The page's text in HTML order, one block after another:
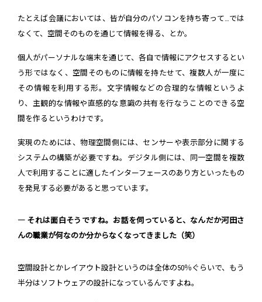
たとえば会議においては、皆が自分のパソコンを持ち寄って…では
なくて、空間そのものを通じて情報を得る、とか。
個人がパーソナルな端末を通じて、各自で情報にアクセスするとい
う形ではなく、空間そのものに情報を持たせて、複数人が一度に
その情報を利用する形。文字情報などの合理的な情報というよ
り、主観的な情報や直感的な意識の共有を行なうことのできる空
間を作るというわけです。
実現のためには、物理空間側には、センサーや表示部分に関する
システムの構築が必要ですね。デジタル側には、同一空間を複数
人で利用することに適したインターフェースのあり方といったもの
を発見する必要があると思っています。
― それは面白そうですね。お話を伺っていると、なんだか河田さ
んの職業が何なのか分からなくなってきました（笑）
空間設計とかレイアウト設計というのは全体の50％ぐらいで、もう
半分はソフトウェアの設計になっているんですよね。